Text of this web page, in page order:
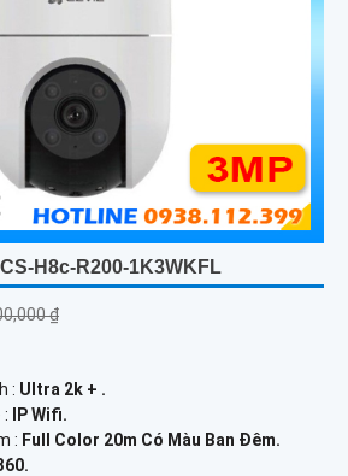
H8c-R200-1K3WKFL
₫
: Ultra 2k + .
IP Wifi.
: Full Color 20m Có Màu Ban Ðêm.